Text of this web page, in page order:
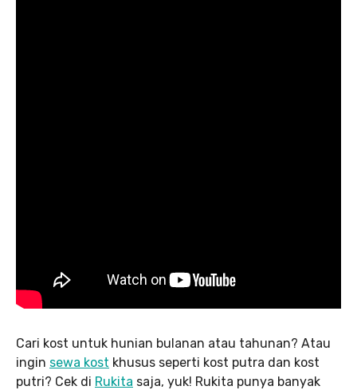
Cari kost untuk hunian bulanan atau tahunan? Atau
ingin sewa kost khusus seperti kost putra dan kost
putri? Cek di Rukita saja, yuk! Rukita punya banyak